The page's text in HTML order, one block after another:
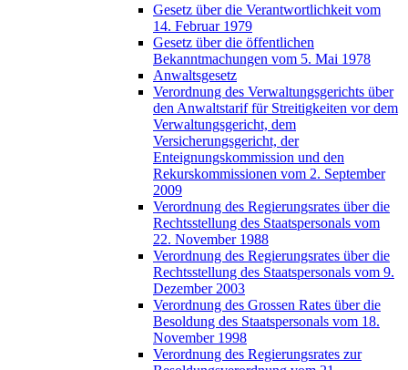
Gesetz über die Verantwortlichkeit vom
14. Februar 1979
Gesetz über die öffentlichen
Bekanntmachungen vom 5. Mai 1978
Anwaltsgesetz
Verordnung des Verwaltungsgerichts über
den Anwaltstarif für Streitigkeiten vor dem
Verwaltungsgericht, dem
Versicherungsgericht, der
Enteignungskommission und den
Rekurskommissionen vom 2. September
2009
Verordnung des Regierungsrates über die
Rechtsstellung des Staatspersonals vom
22. November 1988
Verordnung des Regierungsrates über die
Rechtsstellung des Staatspersonals vom 9.
Dezember 2003
Verordnung des Grossen Rates über die
Besoldung des Staatspersonals vom 18.
November 1998
Verordnung des Regierungsrates zur